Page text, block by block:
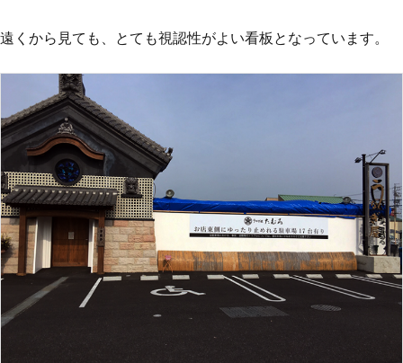
遠くから見ても、とても視認性がよい看板となっています。